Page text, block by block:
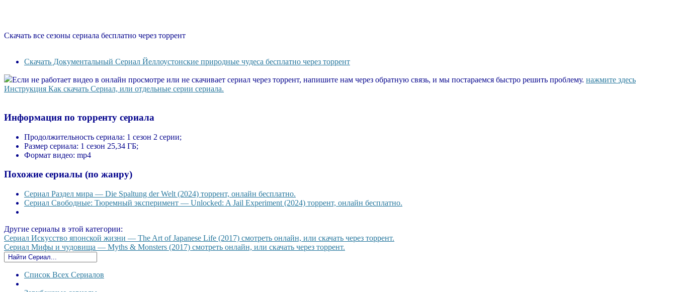
Скачать все сезоны сериала бесплатно через торрент
Скачать Документальный Сериал Йеллоустонские природные чудеса бесплатно через торрент
Если не работает видео в онлайн просмотре или не скачивает сериал через торрент, напишите нам через обратную связь, и мы постараемся быстро решить проблему. нажмите здесь
Инструкция Как скачать Сериал, или отдельные серии сериала.
Информация по торренту сериала
Продолжительность сериала: 1 сезон 2 серии;
Размер сериала: 1 сезон 25,34 ГБ;
Формат видео: mp4
Похожие сериалы (по жанру)
Сериал Раздел мира — Die Spaltung der Welt (2024) торрент, онлайн бесплатно.
Сериал Свободные: Тюремный эксперимент — Unlocked: A Jail Experiment (2024) торрент, онлайн бесплатно.
Другие сериалы в этой категории:
Сериал Искусство японской жизни — The Art of Japanese Life (2017) смотреть онлайн, или скачать через торрент.
Сериал Мифы и чудовища — Myths & Monsters (2017) смотреть онлайн, или скачать через торрент.
Список Всех Сериалов